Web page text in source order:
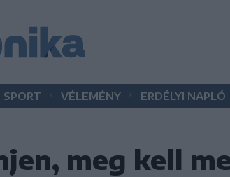
SPORT VÉLEMÉNY ERDÉLYI NAPLÓ
meg kell